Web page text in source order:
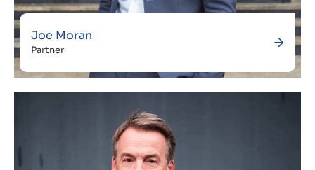
Joe Moran
Partner